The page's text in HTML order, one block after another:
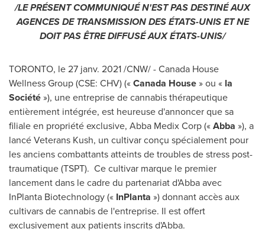
/LE PRÉSENT COMMUNIQUÉ N'EST PAS DESTINÉ AUX
AGENCES DE TRANSMISSION DES ÉTATS-UNIS ET NE
DOIT PAS ÊTRE DIFFUSÉ AUX ÉTATS-UNIS/
TORONTO, le 27 janv. 2021 /CNW/ - Canada House
Wellness Group (CSE: CHV) («Canada House» ou « la
Société»), une entreprise de cannabis thérapeutique
entièrement intégrée, est heureuse d'annoncer que sa
filiale en propriété exclusive, Abba Medix Corp («Abba »), a
lancé Veterans Kush, un cultivar conçu spécialement pour
les anciens combattants atteints de troubles de stress post-
traumatique (TSPT). Ce cultivar marque le premier
lancement dans le cadre du partenariat d'Abba avec
InPlanta Biotechnology (« InPlanta ») donnant accès aux
cultivars de cannabis de l'entreprise. Il est offert
exclusivement aux patients inscrits d'Abba.